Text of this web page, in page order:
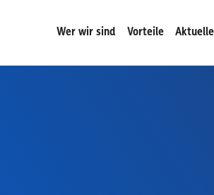
Wer wir sind Vorteile